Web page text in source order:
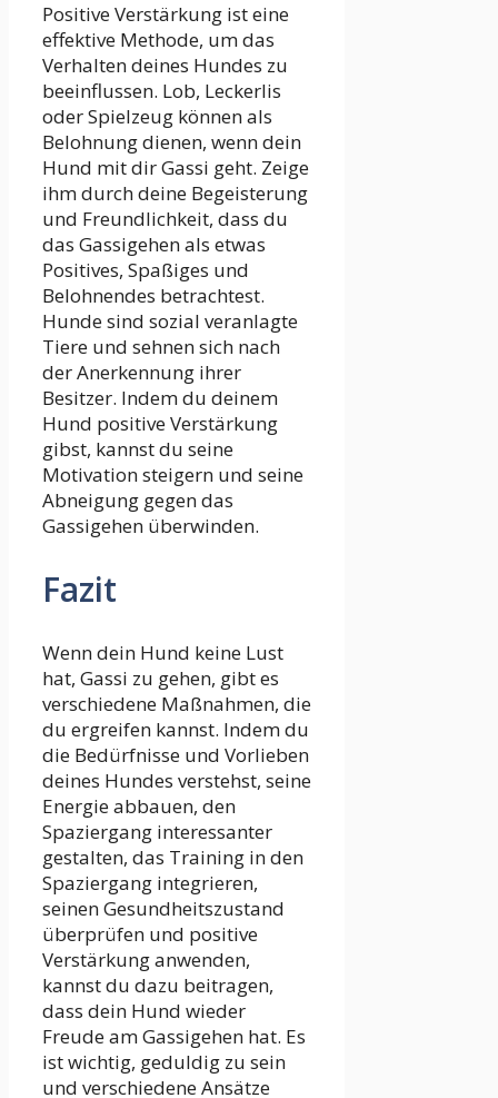
Positive Verstärkung ist eine
effektive Methode, um das
Verhalten deines Hundes zu
beeinflussen. Lob, Leckerlis
oder Spielzeug können als
Belohnung dienen, wenn dein
Hund mit dir Gassi geht. Zeige
ihm durch deine Begeisterung
und Freundlichkeit, dass du
das Gassigehen als etwas
Positives, Spaßiges und
Belohnendes betrachtest.
Hunde sind sozial veranlagte
Tiere und sehnen sich nach
der Anerkennung ihrer
Besitzer. Indem du deinem
Hund positive Verstärkung
gibst, kannst du seine
Motivation steigern und seine
Abneigung gegen das
Gassigehen überwinden.
Fazit
Wenn dein Hund keine Lust
hat, Gassi zu gehen, gibt es
verschiedene Maßnahmen, die
du ergreifen kannst. Indem du
die Bedürfnisse und Vorlieben
deines Hundes verstehst, seine
Energie abbauen, den
Spaziergang interessanter
gestalten, das Training in den
Spaziergang integrieren,
seinen Gesundheitszustand
überprüfen und positive
Verstärkung anwenden,
kannst du dazu beitragen,
dass dein Hund wieder
Freude am Gassigehen hat. Es
ist wichtig, geduldig zu sein
und verschiedene Ansätze